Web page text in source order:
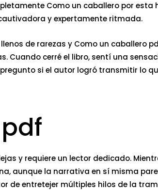
Como un caballero por
y expertamente ritmada.
de rarezas y Como un caballero
cerré el libro, sentí una
si el autor logró transmitir lo
y requiere un lector dedicado.
aunque la narrativa en sí misma
de entretejer múltiples hilos de la